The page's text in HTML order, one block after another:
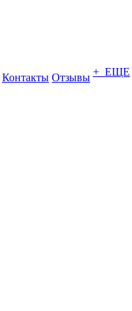
Контакты Отзывы + ЕЩЕ